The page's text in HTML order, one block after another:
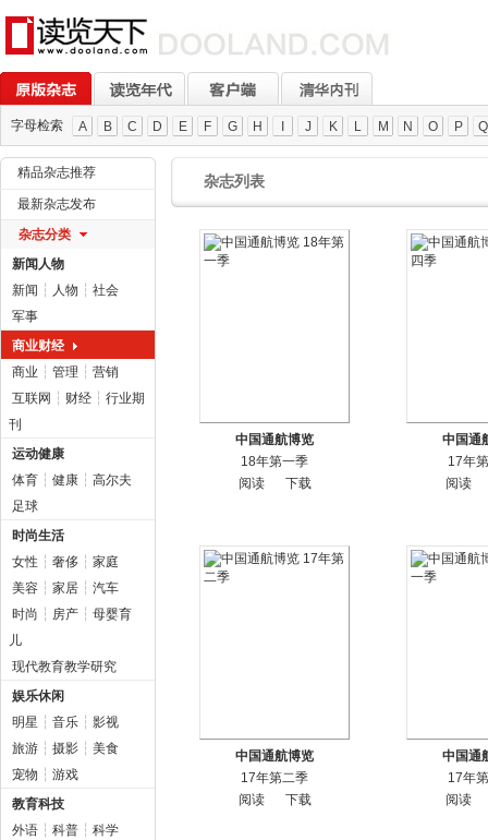
字母检索 A B C D E F G H J K L M N O P Q
精品杂志推荐
最新杂志发布
杂志分类
新闻人物
新闻 ┆ 人物 ┆ 社会
军事
商业财经
商业 ┆ 管理 ┆ 营销
互联网 ┆ 财经 ┆ 行业期
刊
运动健康
体育 ┆ 健康 ┆ 高尔夫
足球
时尚生活
女性 ┆ 奢侈 ┆ 家庭
美容 ┆ 家居 ┆ 汽车
时尚 ┆ 房产 ┆ 母婴育
儿
现代教育教学研究
娱乐休闲
明星 ┆ 音乐 ┆ 影视
旅游 ┆ 摄影 ┆ 美食
宠物 ┆ 游戏
教育科技
外语 ┆ 科普 ┆ 科学
杂志列表
中国通航博览
18年第一季
阅读
下载
中国通
17年
阅读
中国通航博览
17年第二季
阅读
下载
中国通
17年
阅读